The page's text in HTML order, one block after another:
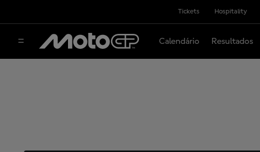
Tickets Hospitality
Calendário Resultados